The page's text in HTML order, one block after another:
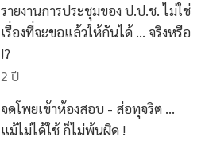
รายงานการประชุมของ ป.ป.ช. ไม่ใช่
เรื่องที่จะขอแล้วให้กันได้ ... จริงหรือ
!?
2 ปี
จดโพยเข้าห้องสอบ - ส่อทุจริต ...
แม้ไม่ได้ใช้ ก็ไม่พ้นผิด !